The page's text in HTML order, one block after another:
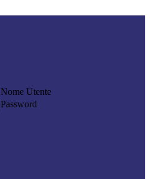
Nome Utente
Password